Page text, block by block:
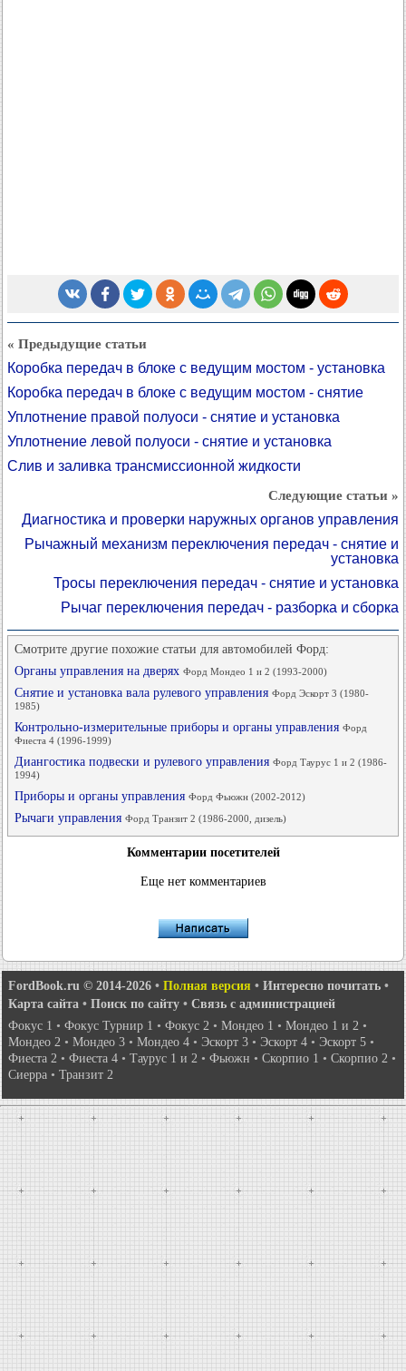
« Предыдущие статьи
Коробка передач в блоке с ведущим мостом - установка
Коробка передач в блоке с ведущим мостом - снятие
Уплотнение правой полуоси - снятие и установка
Уплотнение левой полуоси - снятие и установка
Слив и заливка трансмиссионной жидкости
Следующие статьи »
Диагностика и проверки наружных органов управления
Рычажный механизм переключения передач - снятие и
установка
Тросы переключения передач - снятие и установка
Рычаг переключения передач - разборка и сборка
Смотрите другие похожие статьи для автомобилей Форд:
Органы управления на дверях Форд Мондео 1 и 2 (1993-2000)
Снятие и установка вала рулевого управления Форд Эскорт 3 (1980-
1985)
Контрольно-измерительные приборы и органы управления Форд
Фиеста 4 (1996-1999)
Диангостика подвески и рулевого управления Форд Таурус 1 и 2 (1986-
1994)
Приборы и органы управления Форд Фьюжн (2002-2012)
Рычаги управления Форд Транзит 2 (1986-2000, дизель)
Комментарии посетителей
Еще нет комментариев
FordBook.ru © 2014-2026 • Полная версия • Интересно почитать •
Карта сайта • Поиск по сайту • Связь с администрацией
Фокус 1 • Фокус Турнир 1 • Фокус 2 • Мондео 1 • Мондео 1 и 2 •
Мондео 2 • Мондео 3 • Мондео 4 • Эскорт 3 • Эскорт 4 • Эскорт 5 •
Фиеста 2 • Фиеста 4 • Таурус 1 и 2 • Фьюжн • Скорпио 1 • Скорпио 2 •
Сиерра • Транзит 2